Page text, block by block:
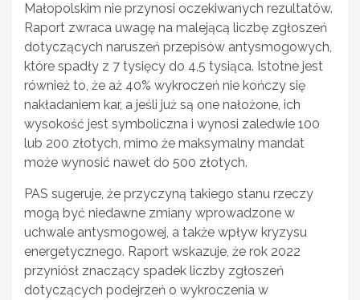
Małopolskim nie przynosi oczekiwanych rezultatów.
Raport zwraca uwagę na malejącą liczbę zgłoszeń
dotyczących naruszeń przepisów antysmogowych,
które spadły z 7 tysięcy do 4,5 tysiąca. Istotne jest
również to, że aż 40% wykroczeń nie kończy się
nakładaniem kar, a jeśli już są one nałożone, ich
wysokość jest symboliczna i wynosi zaledwie 100
lub 200 złotych, mimo że maksymalny mandat
może wynosić nawet do 500 złotych.
PAS sugeruje, że przyczyną takiego stanu rzeczy
mogą być niedawne zmiany wprowadzone w
uchwale antysmogowej, a także wpływ kryzysu
energetycznego. Raport wskazuje, że rok 2022
przyniósł znaczący spadek liczby zgłoszeń
dotyczących podejrzeń o wykroczenia w